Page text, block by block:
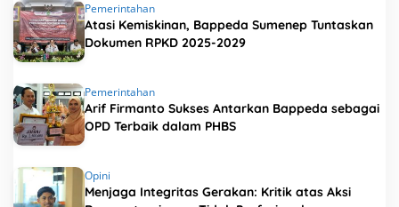
Pemerintahan
Atasi Kemiskinan, Bappeda Sumenep Tuntaskan
Dokumen RPKD 2025-2029
Pemerintahan
Arif Firmanto Sukses Antarkan Bappeda sebagai
OPD Terbaik dalam PHBS
Opini
Menjaga Integritas Gerakan: Kritik atas Aksi